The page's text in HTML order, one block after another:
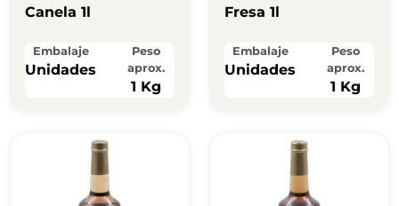
Canela 1l
Embalaje
Unidades
Peso
aprox.
1 Kg
Fresa 1l
Embalaje
Unidades
Peso
aprox.
1 Kg